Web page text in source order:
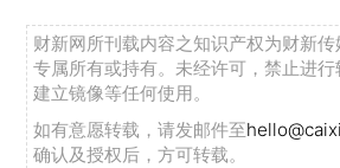
财新网所刊载内容之知识产权为财新
专属所有或持有。未经许可，禁止进
建立镜像等任何使用。
如有意愿转载，请发邮件至
确认及授权后，方可转载。